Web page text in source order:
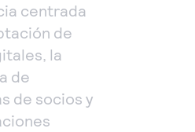
centrada
de
la
de
de socios y